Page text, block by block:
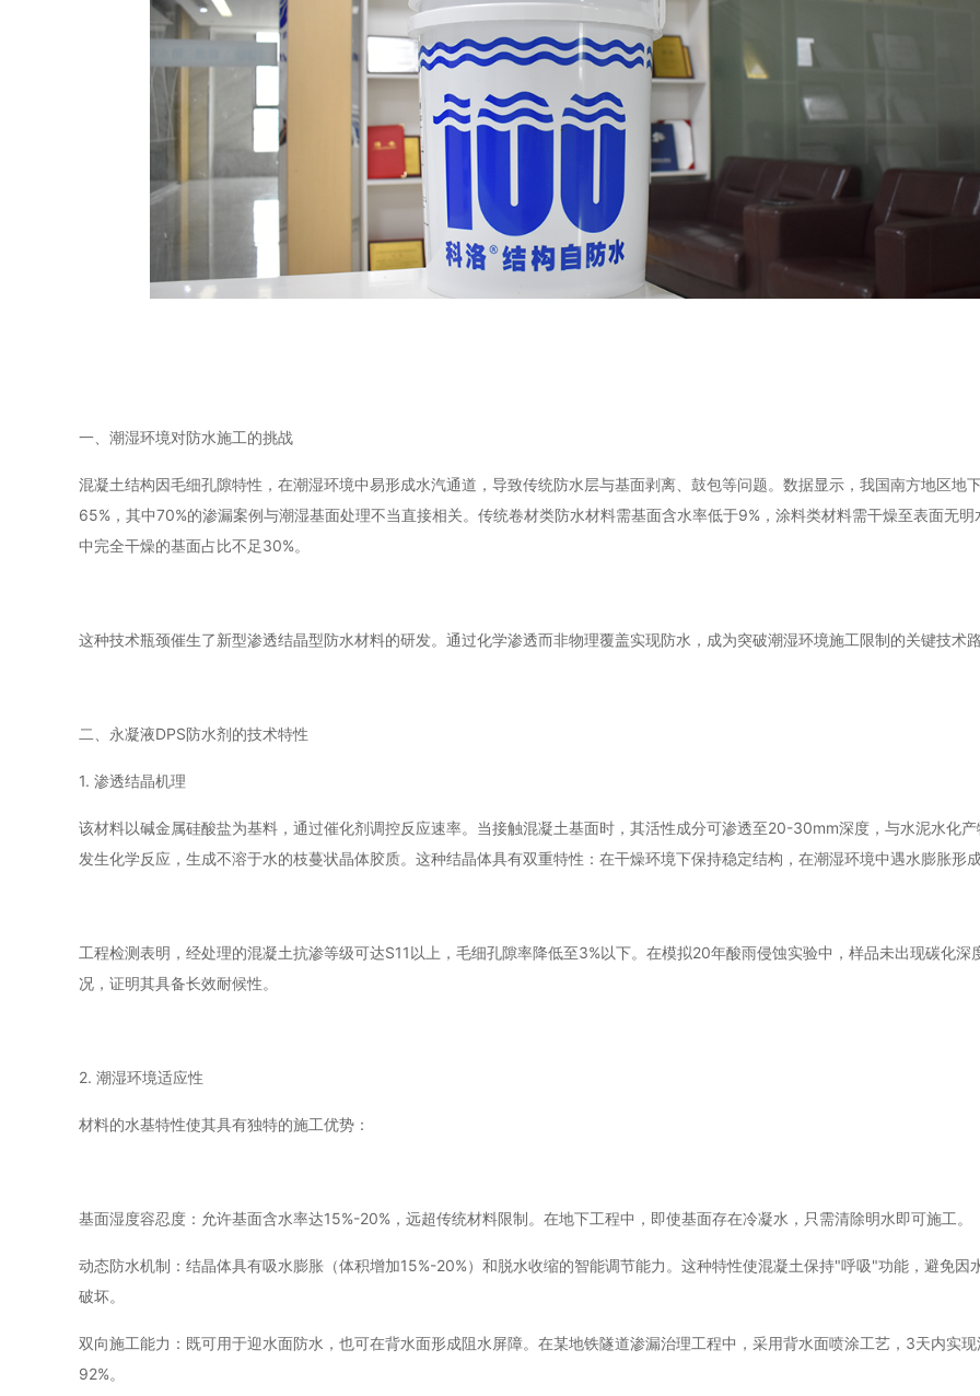
一、潮湿环境对防水施工的挑战
混凝土结构因毛细孔隙特性，在潮湿环境中易形成水汽通道，导致传统防水层与基面剥离、鼓包等问题。数据显示，我国南方地区地
65%，其中70%的渗漏案例与潮湿基面处理不当直接相关。传统卷材类防水材料需基面含水率低于9%，涂料类材料需干燥至表面无明
中完全干燥的基面占比不足30%。
这种技术瓶颈催生了新型渗透结晶型防水材料的研发。通过化学渗透而非物理覆盖实现防水，成为突破潮湿环境施工限制的关键技术路
二、永凝液DPS防水剂的技术特性
1. 渗透结晶机理
该材料以碱金属硅酸盐为基料，通过催化剂调控反应速率。当接触混凝土基面时，其活性成分可渗透至20-30mm深度，与水泥水化
发生化学反应，生成不溶于水的枝蔓状晶体胶质。这种结晶体具有双重特性：在干燥环境下保持稳定结构，在潮湿环境中遇水膨胀形成
工程检测表明，经处理的混凝土抗渗等级可达S11以上，毛细孔隙率降低至3%以下。在模拟20年酸雨侵蚀实验中，样品未出现碳化深
况，证明其具备长效耐候性。
2. 潮湿环境适应性
材料的水基特性使其具有独特的施工优势：
基面湿度容忍度：允许基面含水率达15%-20%，远超传统材料限制。在地下工程中，即使基面存在冷凝水，只需清除明水即可施工。
动态防水机制：结晶体具有吸水膨胀（体积增加15%-20%）和脱水收缩的智能调节能力。这种特性使混凝土保持"呼吸"功能，避免因
破坏。
双向施工能力：既可用于迎水面防水，也可在背水面形成阻水屏障。在某地铁隧道渗漏治理工程中，采用背水面喷涂工艺，3天内实
92%。